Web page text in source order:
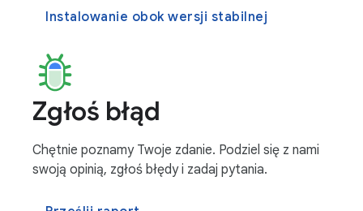
Instalowanie obok wersji stabilnej
Zgłoś błąd
Chętnie poznamy Twoje zdanie. Podziel się z nami
swoją opinią, zgłoś błędy i zadaj pytania.